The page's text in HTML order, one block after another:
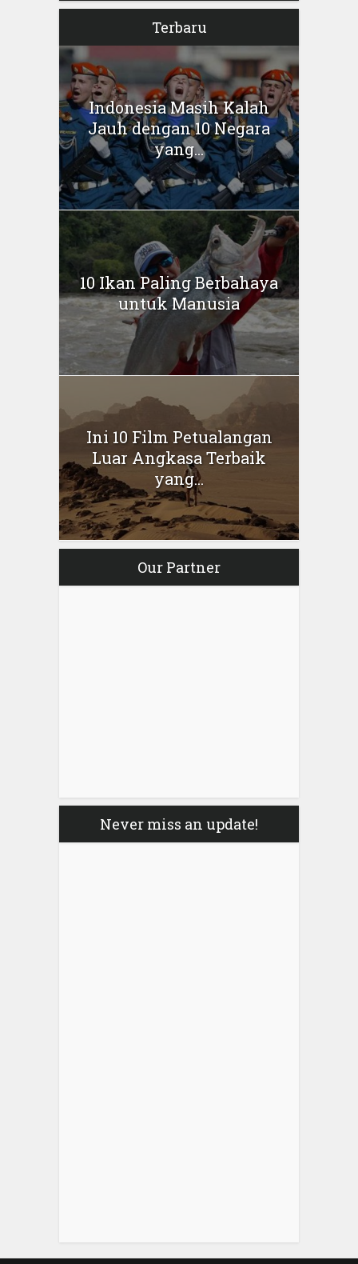
Terbaru
Indonesia Masih Kalah
Jauh dengan 10 Negara
yang...
10 Ikan Paling Berbahaya
untuk Manusia
Ini 10 Film Petualangan
Luar Angkasa Terbaik
yang...
Our Partner
Never miss an update!